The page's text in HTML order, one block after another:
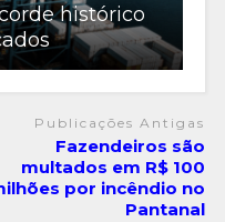
histórico
Publicações Antigas
Fazendeiros são
multados em R$ 100
por incêndio no
Pantanal